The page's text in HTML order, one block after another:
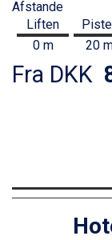
Afstande
Liften
0 m
20
Fra DKK